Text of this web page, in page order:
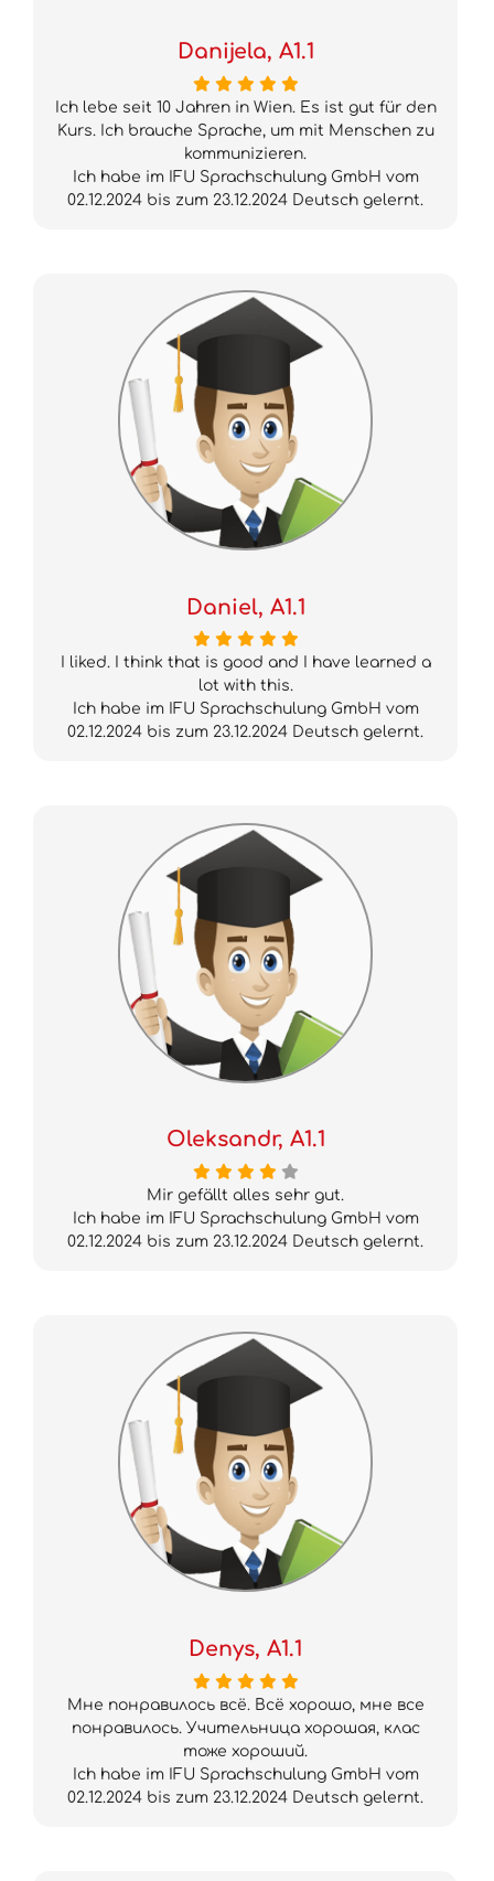
Danijela, A1.1
Ich lebe seit 10 Jahren in Wien. Es ist gut für den
Kurs. Ich brauche Sprache, um mit Menschen zu
kommunizieren.
Ich habe im IFU Sprachschulung GmbH vom
02.12.2024 bis zum 23.12.2024 Deutsch gelernt.
Daniel, A1.1
I liked. I think that is good and I have learned a
lot with this.
Ich habe im IFU Sprachschulung GmbH vom
02.12.2024 bis zum 23.12.2024 Deutsch gelernt.
Oleksandr, A1.1
Mir gefällt alles sehr gut.
Ich habe im IFU Sprachschulung GmbH vom
02.12.2024 bis zum 23.12.2024 Deutsch gelernt.
Denys, A1.1
Мне понравилось всё. Всё хорошо, мне все
понравилось. Учительница хорошая, клас
тоже хороший.
Ich habe im IFU Sprachschulung GmbH vom
02.12.2024 bis zum 23.12.2024 Deutsch gelernt.